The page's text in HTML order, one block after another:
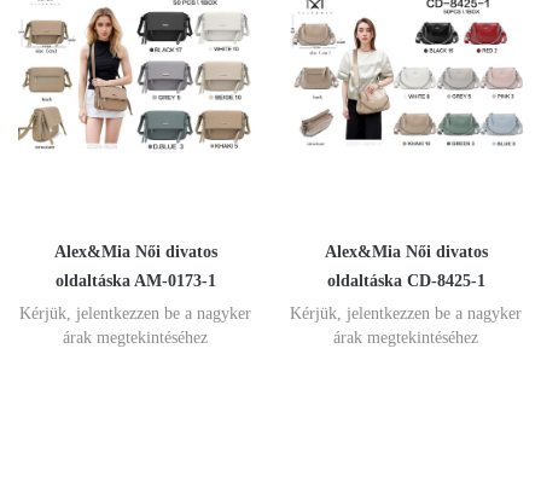
Alex&Mia Női divatos
oldaltáska AM-0173-1
Kérjük, jelentkezzen be a nagyker
árak megtekintéséhez
Alex&Mia Női divatos
oldaltáska CD-8425-1
Kérjük, jelentkezzen be a nagyker
árak megtekintéséhez